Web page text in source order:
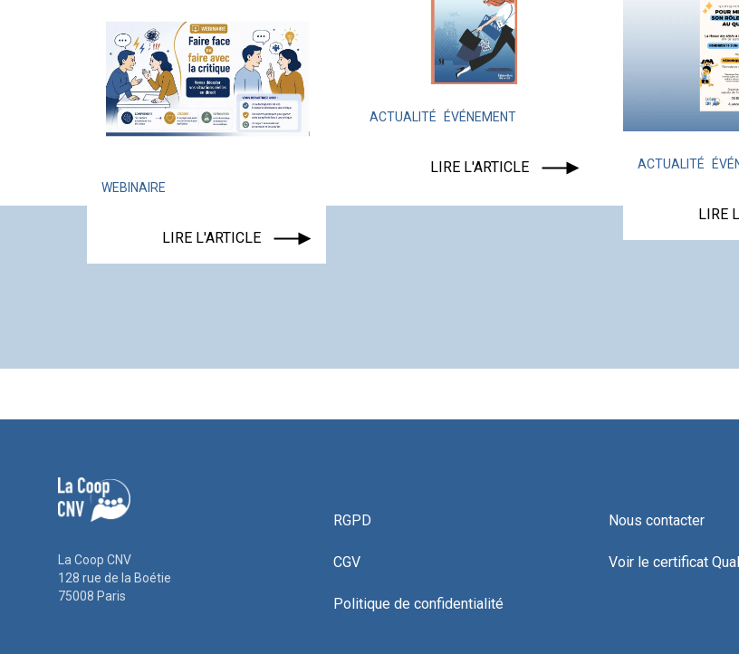
ACTUALITÉ ÉVÉNEMENT
ACTUALITÉ ÉVÉNEMENT
La Coop CNV
128 rue de la Boétie
75008 Paris
RGPD
CGV
Politique de confidentialité
Nous contacter
Voir le certificat